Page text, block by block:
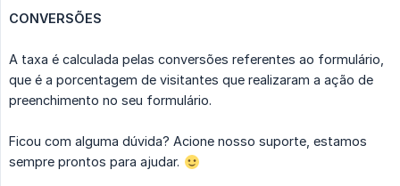
CONVERSÕES
A taxa é calculada pelas conversões referentes ao formulário,
que é a porcentagem de visitantes que realizaram a ação de
preenchimento no seu formulário.
Ficou com alguma dúvida? Acione nosso suporte, estamos
sempre prontos para ajudar.